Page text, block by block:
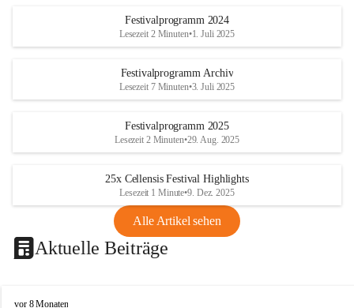
Festivalprogramm 2024
Lesezeit 2 Minuten•1. Juli 2025
Festivalprogramm Archiv
Lesezeit 7 Minuten•3. Juli 2025
Festivalprogramm 2025
Lesezeit 2 Minuten•29. Aug. 2025
25x Cellensis Festival Highlights
Lesezeit 1 Minute•9. Dez. 2025
Alle Artikel sehen
Aktuelle Beiträge
vor 8 Monaten